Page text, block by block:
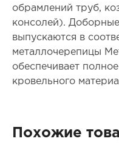
обрамлений труб,
консолей).
выпускаются в
металлочерепицы
обеспечивает
кровельного
Похожие